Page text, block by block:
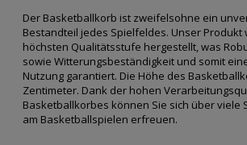
Der Basketballkorb ist zweifelsohne ein
Bestandteil jedes Spielfeldes. Unser Produkt
höchsten Qualitätsstufe hergestellt, was
sowie Witterungsbeständigkeit und somit
Nutzung garantiert. Die Höhe des
Zentimeter. Dank der hohen
Basketballkorbes können Sie sich über viele
am Basketballspielen erfreuen.